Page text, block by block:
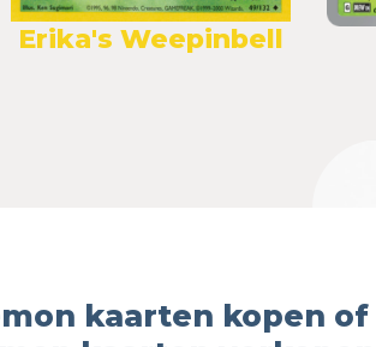
Erika's Weepinbell
kaarten kopen of